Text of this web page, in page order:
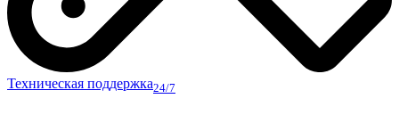
Техническая поддержка24/7